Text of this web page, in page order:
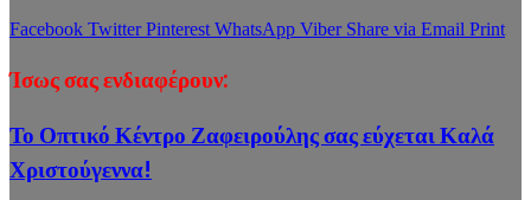
Facebook Twitter Pinterest WhatsApp Viber Share via Email Print
Ίσως σας ενδιαφέρουν:
Το Οπτικό Κέντρο Ζαφειρούλης σας εύχεται Καλά
Χριστούγεννα!